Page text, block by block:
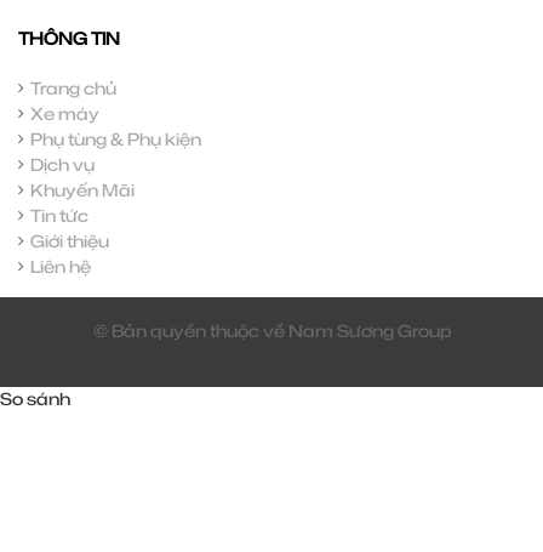
THÔNG TIN
Trang chủ
Xe máy
Phụ tùng & Phụ kiện
Dịch vụ
Khuyến Mãi
Tin tức
Giới thiệu
Liên hệ
© Bản quyền thuộc về Nam Sương Group
So sánh